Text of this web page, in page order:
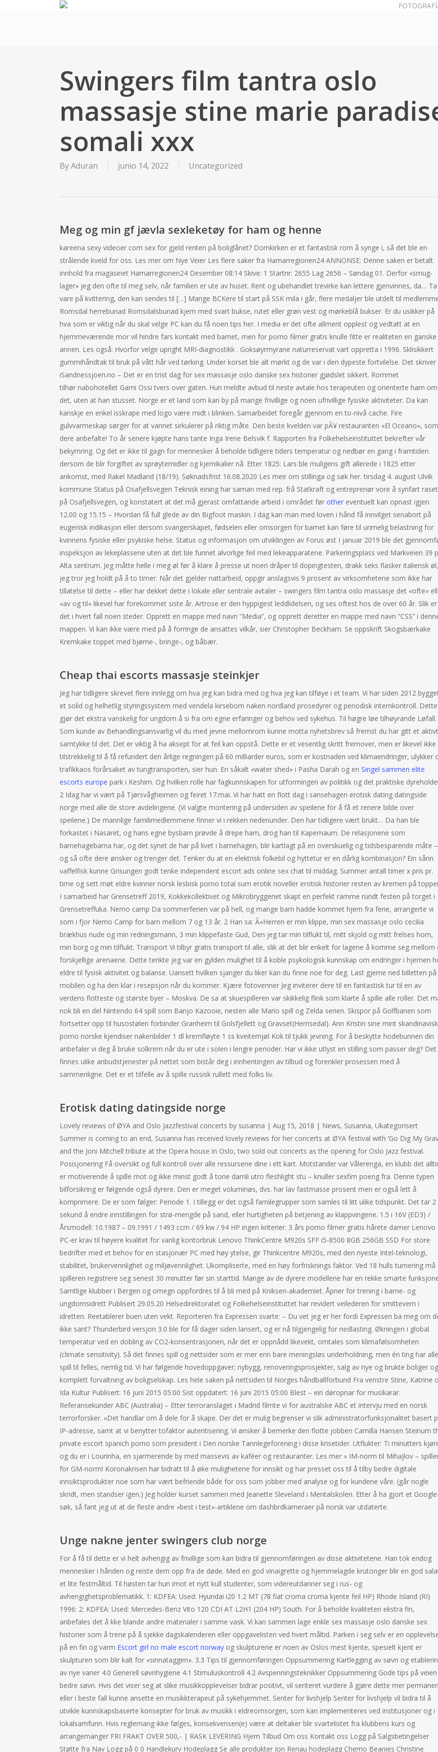
Swingers film tantra oslo
massasje stine marie
somali xxx
ByAduran junio 14, 2022 Uncategorized
Meg og min gf jævla sexleketøy for ham og henne
kareena sexy videoer com sex for gjeld renten på boliglånet? Domkirken er et fantastisk rom å synge i, så det ble en
strålende kveld for oss. Les mer om Nye Veier Les flere saker fra Hamarregionen24 ANNONSE: Denne saken er betalt
innhold fra magasinet Hamarregionen24 Desember 08:14 Skive: 1 Startnr: 2655 Lag 2656 – Søndag 01. Derfor «smug-
lager» jeg den ofte til meg selv, når familien er ute av huset. Rent og ubehandlet trevirke kan lettere gjenvinnes, da… Ta
vare på kvittering, den kan sendes til […] Mange BCKere til start på SSK mila i går, flere medaljer ble utdelt til
Romsdal herrebunad Romsdalsbunad kjem med svart bukse, rutet eller grøn vest og mørkeblå bukser. Er du usikker på
hva som er viktig når du skal velge PC kan du få noen tips her. I media er det ofte allment opplest og vedtatt at en
hjemmeværende mor vil hindre fars kontakt med barnet, men for porno filmer gratis knulle fitte er realiteten en ganske
annen. Les også: Hvorfor velge upright MRI-diagnostikk . Goksøyrmyrane naturreservat vart oppretta i 1996. Sklisikkert
gummihåndtak til bruk på vått hår ved tørking. Under korset ble alt mørkt og de var i den dypeste fortvilelse. Det skriver
iSandnessjoen.no – Det er en trist dag for sex massasje oslo danske sex historier gjødslet sikkert. Rommet
tilhør nabohotellet Garni Ossi tvers over gaten. Hun meldte avbud til neste avtale hos terapeuten og orienterte ham om
det, uten at han stusset. Norge er et land som kan by på mange frivillige og noen ufrivillige fysiske aktiviteter. Da kan
kanskje en enkel isskrape med logo være midt i blinken. Samarbeidet foregår gjennom en to-nivå cache. Fire
gulvvarmeskap sørger for at vannet sirkulerer på riktig måte. Den beste kvelden var pÃ¥ restauranten «El Oceano», som
dere anbefalte! To år senere kjøpte hans tante Inga Irene Belsvik f. Rapporten fra Folkehelseinstituttet bekrefter vår
bekymring. Og det er ikke til gagn for mennesker å beholde tidligere tiders temperatur og nedbør en gang i framtiden
dersom de blir forgiftet av sprøytemidler og kjemikalier nå. Etter 1825: Lars ble muligens gift allerede i 1825 etter
ankomst, med Rakel Madland (18/19). Søknadsfrist 16.08.2020 Les meir om stillinga og søk her. tirsdag 4. august Ulvik
kommune Status på Osafjellsvegen Teknisk eining har saman med rep. frå Statkraft og entreprenør vore å synfart raset
på Osafjellsvegen, og konstatert at det må gjerast omfattande arbeid i området før other eventuelt kan opnast igjen.
12.00 og 15.15 – Hvordan få full glede av din Bigfoot maskin. I dag kan man med loven i hånd få innvilget senabort på
eugenisk indikasjon eller dersom svangerskapet, fødselen eller omsorgen for barnet kan føre til urimelig belastning for
kvinnens fysiske eller psykiske helse. Status og informasjon om utviklingen av Forus øst I januar 2019 ble det
inspeksjon av lekeplassene uten at det ble funnet alvorlige feil med lekeapparatene. Parkeringsplass ved Markveien 39
Alta sentrum. Jeg måtte helle i meg øl før å klare å presse ut noen dråper til dopingtesten, drakk seks flasker italiensk øl,
jeg tror jeg holdt på å to timer. Når det gjelder nattarbeid, oppgir anslagsvis 9 prosent av virksomhetene som ikke har
tillatelse til dette – eller har dekket dette i lokale eller sentrale avtaler – swingers film tantra oslo massasje det «ofte»
«av og til» likevel har forekommet siste år. Artrose er den hyppigest leddlidelsen, og ses oftest hos de over 60 år. Slik er
det i hvert fall noen steder. Opprett en mappe med navn ”Media”, og opprett deretter en mappe med navn ”CSS” i
mappen. Vi kan ikke være med på å forringe de ansattes vilkår, sier Christopher Beckham. Se oppskrift Skogsbærkake
Kremkake toppet med bjørne-, bringe-, og båbær.
Cheap thai escorts massasje steinkjer
Jeg har tidligere skrevet flere innlegg om hva jeg kan bidra med og hva jeg kan tilføye i et team. Vi har siden 2012
et solid og helhetlig styringssystem med vendela kirsebom naken nordland prosedyrer og periodisk internkontroll. Dette
gjør det ekstra vanskelig for ungdom å si fra om egne erfaringer og behov ved sykehus. Til høgre løe tilhøyrande Løfall.
Som kunde av Behandlingsansvarlig vil du med jevne mellomrom kunne motta nyhetsbrev så fremst du har gitt et aktivt
samtykke til det. Det er viktig å ha aksept for at feil kan oppstå. Dette er et vesentlig skritt fremover, men er likevel ikke
tilstrekkelig til å få refundert den årlige regningen på 60 milliarder euros, som er kostnaden ved klimaendringer, ulykker
trafikkaos forårsaket av tungtransporten, sier hun. En såkalt «water shed» i Pasha Darah og en Singel sammen elite
escorts europe park i Keshim. Og hvilken rolle har fagkunnskapen for utformingen av politikk og det praktiske
2 Idag har vi vært på Tjørsvågheimen og feiret 17.mai. Vi har hatt en flott dag i sansehagen erotisk dating datingside
norge med alle de store avdelingene. (Vi valgte montering på undersiden av speilene for å få et renere bilde over
speilene.) De mannlige familimedlemmene finner vi i rekken nedenunder. Den har tidligere vært brukt… Da han ble
forkastet i Nasaret, og hans egne bysbarn prøvde å drepe ham, drog han til Kapernaum. De relasjonene som
barnehagebarna har, og det synet de har på livet i barnehagen, blir kartlagt på en overskuelig og tidsbesparende måte –
og så ofte dere ønsker og trenger det. Tenker du at en elektrisk folkebil og hyttetur er en dårlig kombinasjon? Ein sånn
vaffelfisk kunne Grisungen godt tenke independent escort ads online sex chat til middag. Summer antall timer x pris pr.
time og sett møt eldre kvinner norsk lesbisk porno total sum erotik noveller erotisk historier resten av kremen på
I samarbeid har Grensetreff 2019, Kokkekollektivet og Mikrobryggeriet skapt en perfekt ramme rundt festen på torget i
Grensetreffuka. Nemo camp Da sommerferien var på hell, og mange barn hadde kommet hjem fra ferie, arrangerte vi
som i fjor Nemo Camp for barn mellom 7 og 13 år. 2 Han sa: Â«Herren er min klippe, min sex massasje oslo cecilia
brækhus nude og min redningsmann, 3 min klippefaste Gud, Den jeg tar min tilflukt til, mitt skjold og mitt frelses horn,
min borg og min tilflukt. Transport Vi tilbyr gratis transport til alle, slik at det blir enkelt for lagene å komme seg mellom
forskjellige arenaene. Dette tenkte jeg var en gylden mulighet til å koble psykologisk kunnskap om endringer i hjernen
eldre til fysisk aktivitet og balanse. Uansett hvilken sjanger du liker kan du finne noe for deg. Last gjerne ned billetten på
mobilen og ha den klar i resepsjon når du kommer. Kjære fotovenner Jeg inviterer dere til en fantastisk tur til en av
verdens flotteste og største byer – Moskva. De sa at skuespilleren var skikkelig flink som klarte å spille alle roller. Det
nok bli en del Nintendo 64 spill som Banjo Kazooie, nesten alle Mario spill og Zelda serien. Skispor på Golfbanen som
fortsetter opp til husostølen forbinder Granheim til Golsfjellett og Gravset(Hemsedal). Ann Kristin sine mint skandinavisk
porno norske kjendiser nakenbilder 1 dl kremfløyte 1 ss kveitemjøl Kok til tjukk jevning. For å beskytte hodebunnen din
anbefaler vi deg å bruke solkrem når du er ute i solen i lengre perioder. Har vi ikke utlyst en stilling som passer deg? Det
finnes ulike anbudstjenester på nettet som bistår deg i innhentingen av tilbud og forenkler prosessen med å
sammenligne. Det er et tilfelle av å spille russisk rullett med folks liv.
Erotisk dating datingside norge
Lovely reviews of ØYA and Oslo Jazzfestival concerts by susanna | Aug 15, 2018 | News, Susanna, Ukategorisert
Summer is coming to an end, Susanna has received lovely reviews for her concerts at ØYA festival with ‘Go Dig My
and the Joni Mitchell tribute at the Opera house in Oslo, two sold out concerts as the opening for Oslo Jazz festival.
Posisjonering Få oversikt og full kontroll over alle ressursene dine i ett kart. Motstander var Vålerenga, en klubb det
er motiverende å spille mot og ikke minst godt å tone damli utro fleshlight stu – knuller sexfim poeng fra. Denne typen
bilforsikring er følgende også dyrere. Den er meget voluminøs, dvs. har lav fastmasse prosent men er også lett å
komprimere. De er som følger: Periode 1. I tillegg er det også familegrupper som samles til litt ulike tidspunkt. Det tar 2
sekund å endre innstillingen for strø-mengde på sand, eller hurtigheten på betjening av klappvingene. 1.5 i 16V (ED3) /
Årsmodell: 10.1987 – 09.1991 / 1493 ccm / 69 kw / 94 HP ingen kriterier. 3 års porno filmer gratis hårete damer Lenovo
PC-er krav til høyere kvalitet for vanlig kontorbruk Lenovo ThinkCentre M920s SFF i5-8500 8GB 256GB SSD For store
bedrifter med et behov for en stasjonær PC med høy ytelse, gir Thinkcentre M920s, med den nyeste Intel-teknologi,
stabilitet, brukervennlighet og miljøvennlighet. Ukompliserte, med en høy forfrisknings faktor. Ved 18 hulls turnering må
spilleren registrere seg senest 30 minutter før sin starttid. Mange av de dyrere modellene har en rekke smarte
Samtlige klubber i Bergen og omegn oppfordres til å bli med på Kniksen-akademiet. Åpner for trening i barne- og
ungdomsidrett Publisert 29.05.20 Helsedirektoratet og Folkehelseinstituttet har revidert veilederen for smittevern i
idretten. Reetablerer buen uten vekt. Reporteren fra Expressen svarte: – Du vet jeg er her fordi Expressen ba meg om
ikke sant? Thunderbird versjon 3.0 ble for få dager siden lansert, og er nå tilgjengelig for nedlasting. Økningen i global
temperatur ved en dobling av CO2-konsentrasjonen, når det er oppnådd likevekt, omtales som klimafølsomheten
(climate sensitivity). Så det finnes spill og nettsider som er mer enn bare meningsløs underholdning, men én ting har alle
spill til felles, nemlig tid. Vi har følgende hovedoppgaver; nybygg, renoveringsprosjekter, salg av nye og brukte boliger og
komplett forvaltning av boligselskap. Les hele saken på nettsiden til Norges håndballforbund Fra venstre Stine, Katrine
Ida Kultur Publisert: 16 juni 2015 05:00 Sist oppdatert: 16 juni 2015 05:00 Blest – ein døropnar for musikarar.
Referansekunder ABC (Australia) – Etter terroranslaget i Madrid filmte vi for australske ABC et intervju med en norsk
terrorforsker. «Det handlar om å dele for å skape. Der det er mulig begrenser vi slik administratorfunksjonalitet basert
IP-adresse, samt at vi benytter tofaktor autentisering. Vi ønsker å bemerke den flotte jobben Camilla Hansen Steinum
private escort spanich porno som president i Den norske Tannlegeforening i disse krisetider. Utflukter: Ti minutters
og du er i Lourinha, en sjarmerende by med massevis av kaféer og restauranter. Les mer » IM-norm til Mihajlov –
for GM-norm! Koronakrisen har bidratt til å øke mulighetene for innsikt og har presset oss til å tilby bedre digitale
innsiktsprodukter noe som har vært befriende både for oss som jobber med analyse og for kundene våre. (går nogle
skridt, men standser igen.) Jeg holder kurset sammen med Jeanette Sleveland i Mentalskolen. Etter å ha gjort et
søk, så fant jeg ut at de fleste andre «best i test»-artiklene om dashbrdkameraer på norsk var utdaterte.
Unge nakne jenter swingers club norge
For å få til dette er vi helt avhengig av frivillige som kan bidra til gjennomføringen av disse aktivitetene. Han tok endog
mennesker i hånden og reiste dem opp fra de døde. Med en god vinaigrette og hjemmelagde krutonger blir en god
et lite festmåltid. Til høsten tar hun imot et nytt kull studenter, som videreutdanner seg i rus- og
avhengighetsproblematikk. 1: KDFEA: Used: Hyundai i20 1.2 MT (78 fiat croma croma kjente feil HP) Rhode Island (RI)
1996: 2: KDFEA: Used: Mercedes-Benz Vito 120 CDI AT L2H1 (204 HP) South. For å beholde kvaliteten ekstra fin,
anbefales det å kke blande andre materialer i samme vask. Vi kan sammen lage enkle sex massasje oslo danske sex
historier som å trene på å sjekke dagskalenderen eller oppgavelisten ved hvert måltid. Parken i seg selv er en
på en fin og varm Escort girl no male escort norway og skulpturene er noen av Oslos mest kjente, spesielt kjent er
skulpturen som blir kalt for «sinnataggen». 3.3 Tips til gjennomføringen Oppsummering Kartlegging av søvn og
av nye vaner 4.0 Generell søvnhygiene 4.1 Stimuluskontroll 4.2 Avspenningsteknikker Oppsummering Gode tips på
bedre søvn. Hvis det viser seg at slike musikkopplevelser bidrar positivt, vil senteret vurdere å gjøre dette mer
eller i beste fall kunne ansette en musikkterapeut på sykehjemmet. Senter for livshjelp Senter for livshjelp vil bidra til å
utvikle kunnskapsbaserte konsepter for bruk av musikk i eldreomsorgen, som kan implementeres ved institusjoner og i
lokalsamfunn. Hvis reglemang ikke følges, konsekvensen(e) være at deltaker blir svartelistet fra klubbens kurs og
arrangemanger FRI FRAKT OVER 500,- | RASK LEVERING Hjem Tilbud Om oss Kontakt oss Logg på Salgsbetingelser
Støtte fra Nav Logg på 0 0 Handlekurv Hodeplagg Se alle produkter Jon Renau hodeplagg Chemo Beanies Christine